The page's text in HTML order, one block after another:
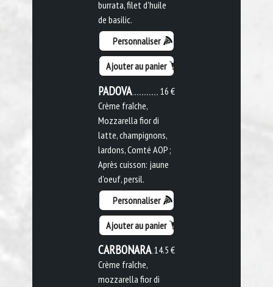
burrata, filet d'huile
de basilic.
Personnaliser
Ajouter au panier
16 €
PADOVA
Crème fraîche,
Mozzarella fior di
latte, champignons,
lardons, Comté AOP ;
Après cuisson: jaune
d'oeuf, persil.
Personnaliser
Ajouter au panier
14.5 €
CARBONARA
Crème fraîche,
mozzarella fior di